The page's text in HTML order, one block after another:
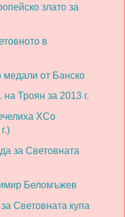
злато за
в
медали от Банско
Троян за 2013 г.
XCo
за Световната
Беломъжев
Световната купа